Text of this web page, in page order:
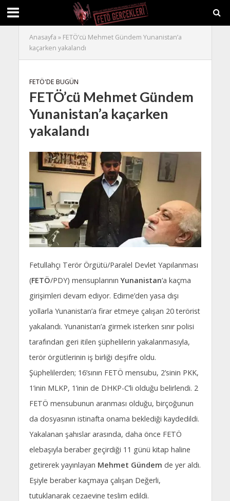
Anasayfa » FETÖ’cü Mehmet Gündem Yunanistan’a
kaçarken yakalandı
FETÖ'DE BUGÜN
FETÖ’cü Mehmet Gündem
Yunanistan’a kaçarken
yakalandı
Fetullahçı Terör Örgütü/Paralel Devlet Yapılanması
(FETÖ/PDY) mensuplarınınYunanistan‘a kaçma
girişimleri devam ediyor. Edirne’den yasa dışı
yollarla Yunanistan’a firar etmeye çalışan 20 terörist
yakalandı. Yunanistan’a girmek isterken sınır polisi
tarafından geri itilen şüphelilerin yakalanmasıyla,
terör örgütlerinin iş birliği deşifre oldu.
Şüphelilerden; 16’sının FETÖ mensubu, 2’sinin PKK,
1’inin MLKP, 1’inin de DHKP-C’li olduğu belirlendi. 2
FETÖ mensubunun aranması olduğu, birçoğunun
da dosyasının istinafta onama beklediği kaydedildi.
Yakalanan şahıslar arasında, daha önce FETÖ
elebaşıyla beraber geçirdiği 11 günü kitap haline
getirerek yayınlayan Mehmet Gündem de yer aldı.
Eşiyle beraber kaçmaya çalışan Değerli,
tutuklanarak cezaevine teslim edildi.